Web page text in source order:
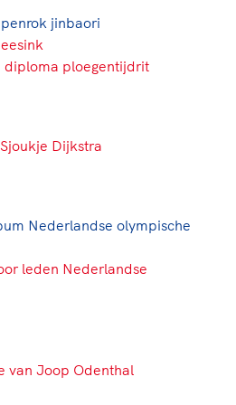
jinbaori
diploma ploegentijdrit
Dijkstra
Nederlandse olympische
leden Nederlandse
van Joop Odenthal